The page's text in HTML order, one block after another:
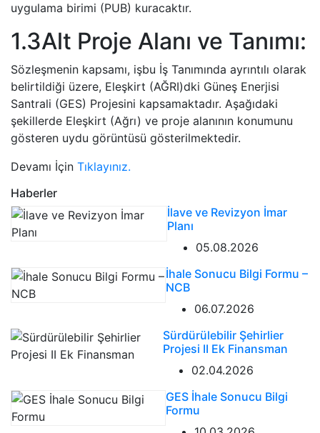
uygulama birimi (PUB) kuracaktır.
1.3Alt Proje Alanı ve Tanımı:
Sözleşmenin kapsamı, işbu İş Tanımında ayrıntılı olarak
belirtildiği üzere, Eleşkirt (AĞRI)dki Güneş Enerjisi
Santrali (GES) Projesini kapsamaktadır. Aşağıdaki
şekillerde Eleşkirt (Ağrı) ve proje alanının konumunu
gösteren uydu görüntüsü gösterilmektedir.
Devamı İçin Tıklayınız.
Haberler
İlave ve Revizyon İmar
Planı
05.08.2026
İhale Sonucu Bilgi Formu –
NCB
06.07.2026
Sürdürülebilir Şehirlier
Projesi II Ek Finansman
02.04.2026
GES İhale Sonucu Bilgi
Formu